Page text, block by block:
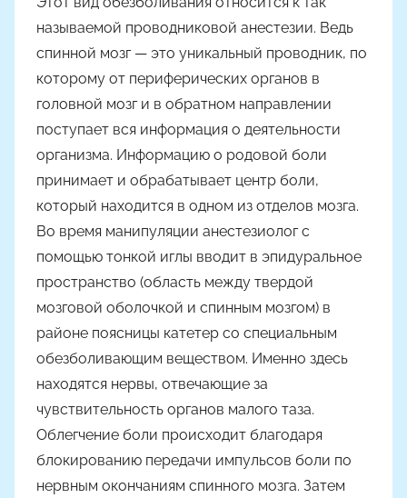
называемой проводниковой анестезии. Ведь
спинной мозг — это уникальный проводник, по
которому от периферических органов в
головной мозг и в обратном направлении
поступает вся информация о деятельности
организма. Информацию о родовой боли
принимает и обрабатывает центр боли,
который находится в одном из отделов мозга.
Во время манипуляции анестезиолог с
помощью тонкой иглы вводит в эпидуральное
пространство (область между твердой
мозговой оболочкой и спинным мозгом) в
районе поясницы катетер со специальным
обезболивающим веществом. Именно здесь
находятся нервы, отвечающие за
чувствительность органов малого таза.
Облегчение боли происходит благодаря
блокированию передачи импульсов боли по
нервным окончаниям спинного мозга. Затем